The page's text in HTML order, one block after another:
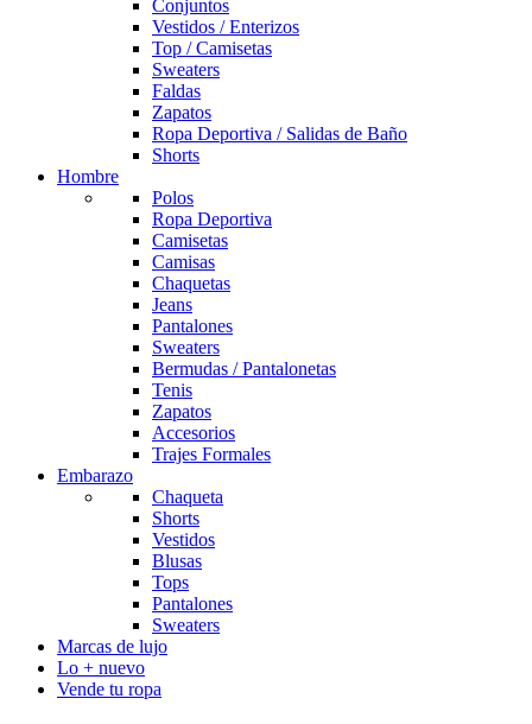
Conjuntos
Vestidos / Enterizos
Top / Camisetas
Sweaters
Faldas
Zapatos
Ropa Deportiva / Salidas de Baño
Shorts
Hombre
Polos
Ropa Deportiva
Camisetas
Camisas
Chaquetas
Jeans
Pantalones
Sweaters
Bermudas / Pantalonetas
Tenis
Zapatos
Accesorios
Trajes Formales
Embarazo
Chaqueta
Shorts
Vestidos
Blusas
Tops
Pantalones
Sweaters
Marcas de lujo
Lo + nuevo
Vende tu ropa